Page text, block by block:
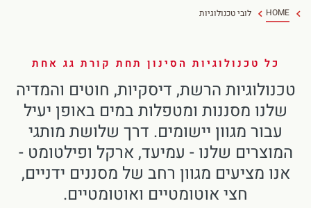
Russian
France
French
Germany
German
בהתבסס על מיקומך, אנו ממליצים על האתר המקומי הבא:
HOME לובי טכנולוגיות
כל טכנולוגיות הסינון תחת קורת גג אחת
טכנולוגיות הרשת, דיסקיות, חוטים והמדיה
שלנו מסננות ומטפלות במים באופן יעיל
עבור מגוון יישומים. דרך שלושת מותגי
המוצרים שלנו - עמיעד, ארקל ופילטומט -
אנו מציעים מגוון רחב של מסננים ידניים,
חצי אוטומטיים ואוטומטיים.